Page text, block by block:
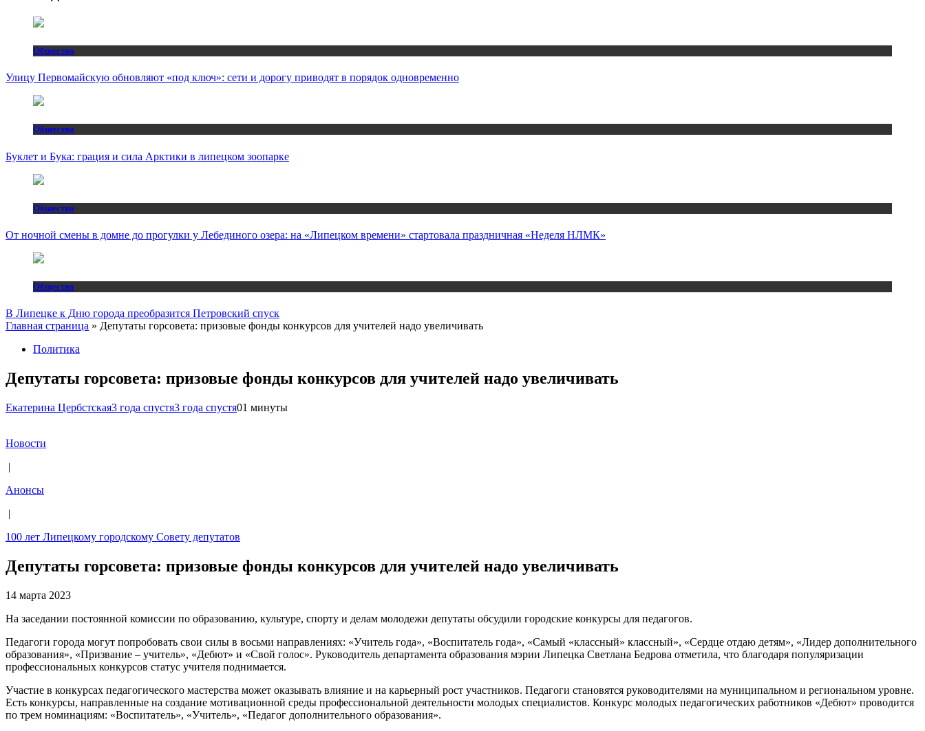
Общество
Улицу Первомайскую обновляют «под ключ»: сети и дорогу приводят в порядок одновременно
Общество
Буклет и Бука: грация и сила Арктики в липецком зоопарке
Общество
От ночной смены в домне до прогулки у Лебединого озера: на «Липецком времени» стартовала праздничная «Неделя НЛМК»
Общество
В Липецке к Дню города преобразится Петровский спуск
Главная страница » Депутаты горсовета: призовые фонды конкурсов для учителей надо увеличивать
Политика
Депутаты горсовета: призовые фонды конкурсов для учителей надо увеличивать
Екатерина Цербстская3 года спустя3 года спустя01 минуты
Новости
|
Анонсы
|
100 лет Липецкому городскому Совету депутатов
Депутаты горсовета: призовые фонды конкурсов для учителей надо увеличивать
14 марта 2023
На заседании постоянной комиссии по образованию, культуре, спорту и делам молодежи депутаты обсудили городские конкурсы для педагогов.
Педагоги города могут попробовать свои силы в восьми направлениях: «Учитель года», «Воспитатель года», «Самый «классный» классный», «Сердце отдаю детям», «Лидер дополнительного
образования», «Призвание – учитель», «Дебют» и «Свой голос». Руководитель департамента образования мэрии Липецка Светлана Бедрова отметила, что благодаря популяризации
профессиональных конкурсов статус учителя поднимается.
Участие в конкурсах педагогического мастерства может оказывать влияние и на карьерный рост участников. Педагоги становятся руководителями на муниципальном и региональном уровне.
Есть конкурсы, направленные на создание мотивационной среды профессиональной деятельности молодых специалистов. Конкурс молодых педагогических работников «Дебют» проводится
по трем номинациям: «Воспитатель», «Учитель», «Педагог дополнительного образования».